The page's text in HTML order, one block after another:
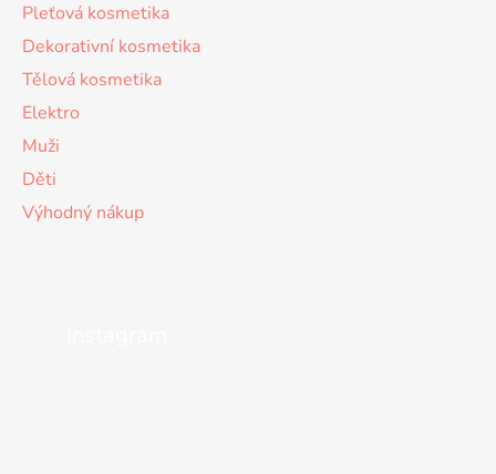
Pleťová kosmetika
Dekorativní kosmetika
Tělová kosmetika
Elektro
Muži
Děti
Výhodný nákup